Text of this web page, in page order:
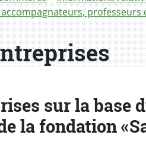
professeurs
sur la base
la fondation